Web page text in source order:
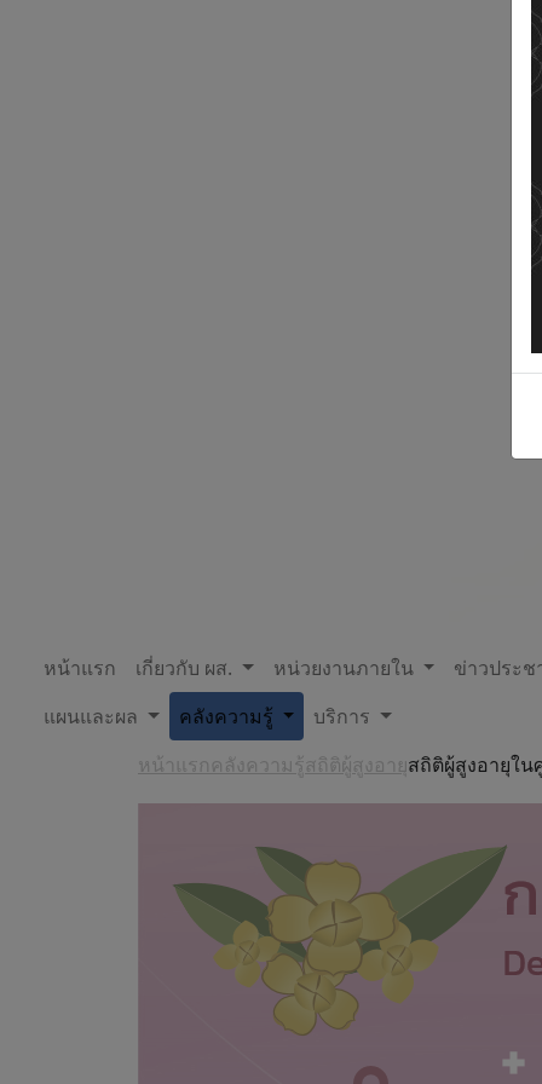
หน้าแรก เกี่ยวกับ ผส. หน่วยงานภายใน
ข่าวประ
แผนและผล
คลังความรู้
บริการ
หน้าแรกคลังความรู้ สถิติผู้สูงอายุสถิติผู้สูงอายุใ